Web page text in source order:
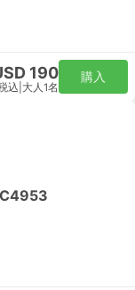
190
込 大人1名
購入